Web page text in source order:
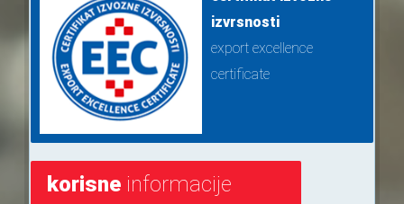
izvrsnosti
export excellence
certificate
korisneinformacije